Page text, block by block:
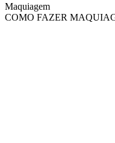
Maquiagem
COMO FAZER